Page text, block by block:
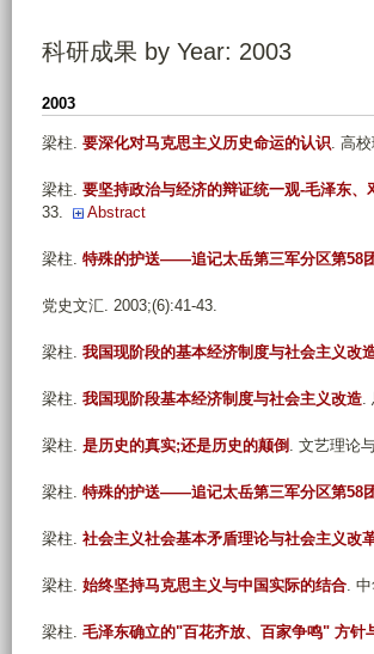
科研成果 by Year: 2003
2003
梁柱. 要深化对马克思主义历史命运的认识. 高
梁柱. 要坚持政治与经济的辩证统一观-毛泽东
33.
Abstract
梁柱. 特殊的护送——追记太岳第三军分区第58
党史文汇. 2003;(6):41-43.
梁柱. 我国现阶段的基本经济制度与社会主义改
梁柱. 我国现阶段基本经济制度与社会主义改造.
梁柱. 是历史的真实;还是历史的颠倒 . 文艺理论
梁柱. 特殊的护送——追记太岳第三军分区第58
梁柱. 社会主义社会基本矛盾理论与社会主义改
梁柱. 始终坚持马克思主义与中国实际的结合.
梁柱. 毛泽东确立的"百花齐放、百家争鸣" 方针